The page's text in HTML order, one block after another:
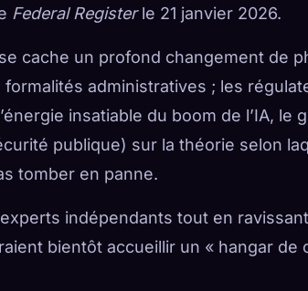
Federal Registerle 21 janvier 2026.
cache un profond changement de
administratives ; les
insatiable du boom de l’IA, le
publique) sur la théorie selon
tomber en panne.
indépendants tout en
bientôt accueillir un « hangar de